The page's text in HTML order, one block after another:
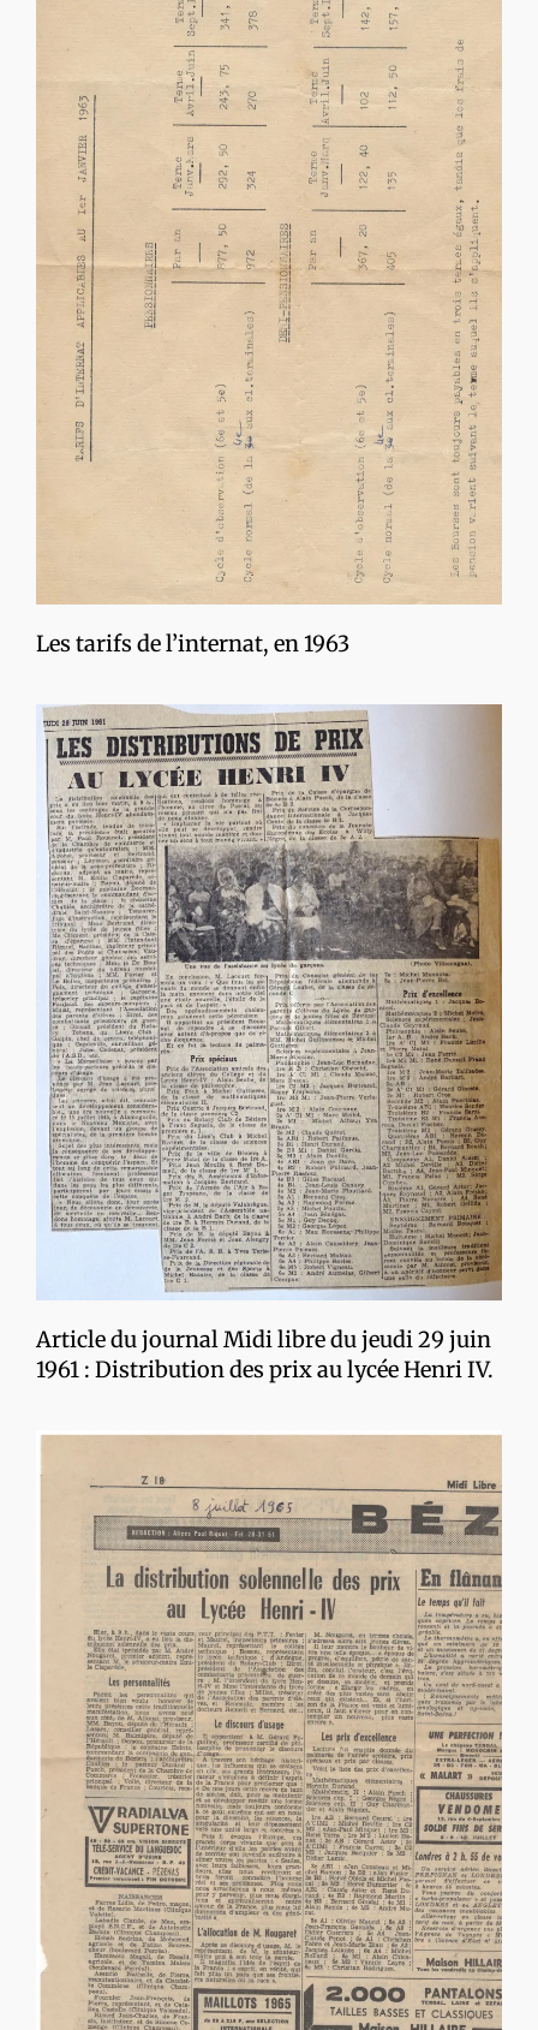
Les tarifs de l’internat, en 1963
Article du journal Midi libre du jeudi 29 juin
1961 : Distribution des prix au lycée Henri IV.